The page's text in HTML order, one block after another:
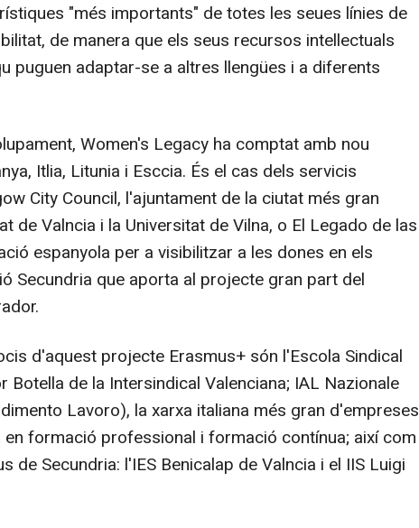
"més importants" de totes les seues línies de
de manera que els seus recursos intellectuals
puguen adaptar-se a altres llengües i a diferents
Women's Legacy ha comptat amb nou
Itlia, Litunia i Esccia. És el cas dels servicis
City Council, l'ajuntament de la ciutat més gran
de Valncia i la Universitat de Vilna, o El Legado de las
espanyola per a visibilitzar a les dones en els
Secundria que aporta al projecte gran part del
d'aquest projecte Erasmus+ són l'Escola Sindical
Botella de la Intersindical Valenciana; IAL Nazionale
Lavoro), la xarxa italiana més gran d'empreses
formació professional i formació contínua; així com
de Secundria: l'IES Benicalap de Valncia i el IIS Luigi